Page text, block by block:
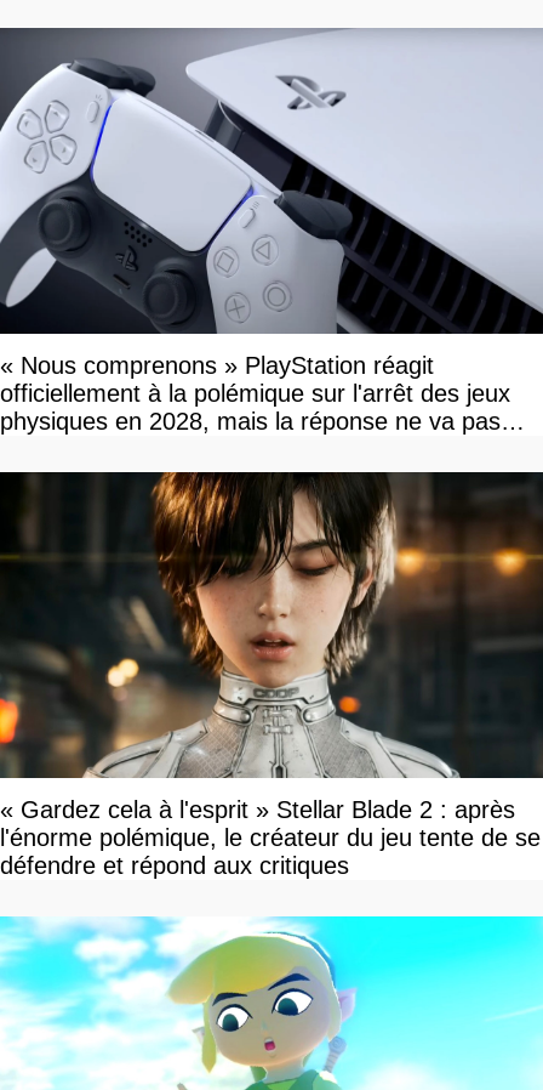
« Nous comprenons » PlayStation réagit
officiellement à la polémique sur l'arrêt des jeux
physiques en 2028, mais la réponse ne va pas
« Gardez cela à l'esprit » Stellar Blade 2 : après
l'énorme polémique, le créateur du jeu tente de se
défendre et répond aux critiques